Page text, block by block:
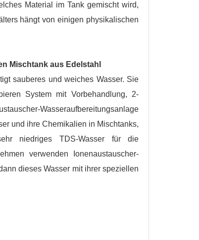
Material im Tank gemischt wird,
hängt von einigen physikalischen
Mischtank aus Edelstahl
sauberes und weiches Wasser. Sie
System mit Vorbehandlung, 2-
Wasseraufbereitungsanlage
und ihre Chemikalien in Mischtanks,
niedriges TDS-Wasser für die
verwenden Ionenaustauscher-
dieses Wasser mit ihrer speziellen